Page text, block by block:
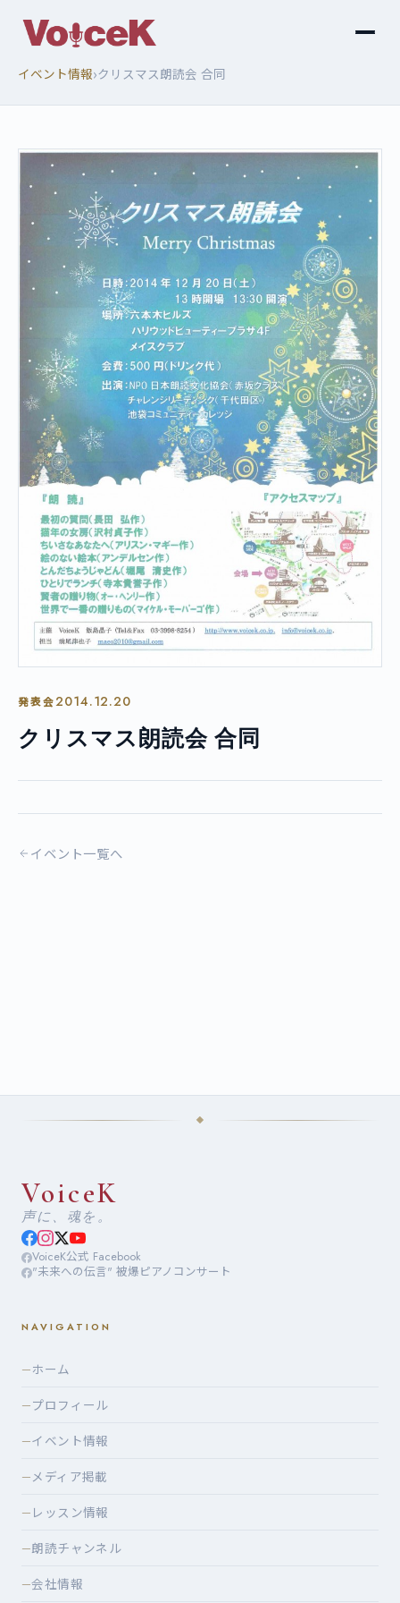
イベント情報›クリスマス朗読会 合同
発表会2014.12.20
クリスマス朗読会 合同
イベント一覧へ
VoiceK
声に、魂を。
VoiceK公式 Facebook
"未来への伝言" 被爆ピアノコンサート
NAVIGATION
—ホーム
—プロフィール
—イベント情報
—メディア掲載
— レッスン情報
—朗読チャンネル
—会社情報